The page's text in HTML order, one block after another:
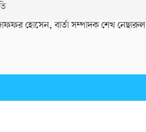
হোসেন, বার্তা সম্পাদক শেখ নেছারুল